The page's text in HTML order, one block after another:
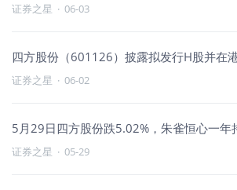
证券之星 · 06-03
四方股份（601126）披露拟发行H股并在
证券之星 · 06-02
5月29日四方股份跌5.02%，朱雀恒心一年
证券之星 · 05-29